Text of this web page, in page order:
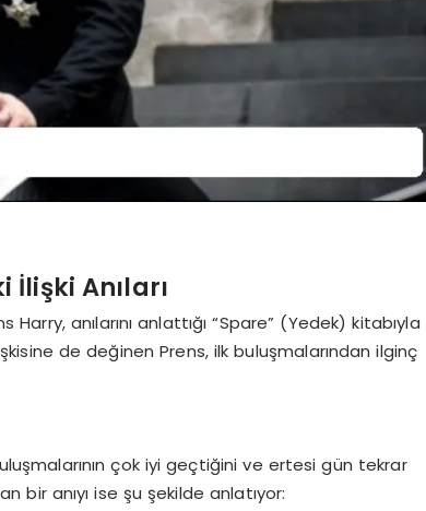
İlişki Anıları
anılarını anlattığı “Spare” (Yedek) kitabıyla
de değinen Prens, ilk buluşmalarından ilginç
çok iyi geçtiğini ve ertesi gün tekrar
bir anıyı ise şu şekilde anlatıyor: